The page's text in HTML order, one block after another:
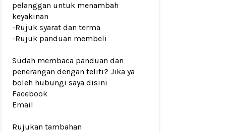
pelanggan untuk menambah
keyakinan
-Rujuk syarat dan terma
-Rujuk panduan membeli
Sudah membaca panduan dan
penerangan dengan teliti? Jika ya
boleh hubungi saya disini
Facebook
Email
Rujukan tambahan